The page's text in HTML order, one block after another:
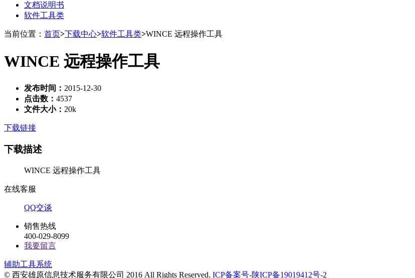
文档说明书
软件工具类
当前位置： 首页>下载中心>软件工具类>WINCE 远程操作工具
WINCE 远程操作工具
发布时间： 2015-12-30
点击数： 4537
文件大小： 20k
下载链接
下载描述
WINCE 远程操作工具
在线客服
QQ交谈
销售热线
400-029-8099
我要留言
辅助工具系统
© 西安雄原信息技术服务有限公司 2016 All Rights Reserved. ICP备案号-陕ICP备19019412号-2